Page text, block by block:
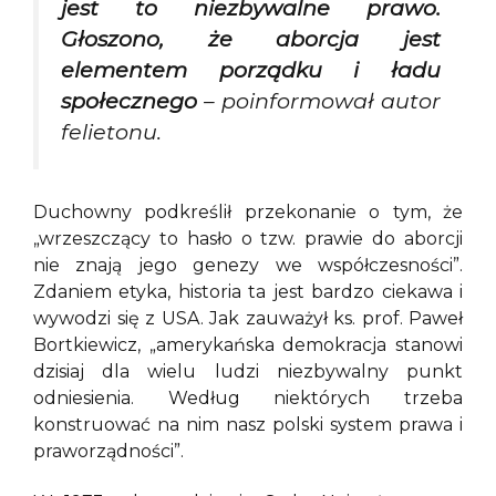
jest to niezbywalne prawo.
Głoszono, że aborcja jest
elementem porządku i ładu
społecznego – poinformował autor
felietonu.
Duchowny podkreślił przekonanie o tym, że
„wrzeszczący to hasło o tzw. prawie do aborcji
nie znają jego genezy we współczesności”.
Zdaniem etyka, historia ta jest bardzo ciekawa i
wywodzi się z USA. Jak zauważył ks. prof. Paweł
Bortkiewicz, „amerykańska demokracja stanowi
dzisiaj dla wielu ludzi niezbywalny punkt
odniesienia. Według niektórych trzeba
konstruować na nim nasz polski system prawa i
praworządności”.